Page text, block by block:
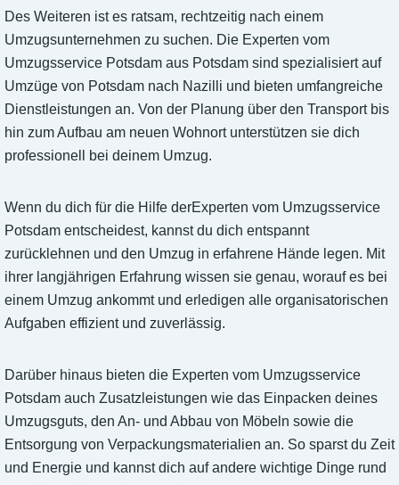
Des Weiteren ist es ratsam, rechtzeitig nach einem
Umzugsunternehmen zu suchen. Die Experten vom
Umzugsservice Potsdam aus Potsdam sind spezialisiert auf
Umzüge von Potsdam nach Nazilli und bieten umfangreiche
Dienstleistungen an. Von der Planung über den Transport bis
hin zum Aufbau am neuen Wohnort unterstützen sie dich
professionell bei deinem Umzug.
Wenn du dich für die Hilfe derExperten vom Umzugsservice
Potsdam entscheidest, kannst du dich entspannt
zurücklehnen und den Umzug in erfahrene Hände legen. Mit
ihrer langjährigen Erfahrung wissen sie genau, worauf es bei
einem Umzug ankommt und erledigen alle organisatorischen
Aufgaben effizient und zuverlässig.
Darüber hinaus bieten die Experten vom Umzugsservice
Potsdam auch Zusatzleistungen wie das Einpacken deines
Umzugsguts, den An- und Abbau von Möbeln sowie die
Entsorgung von Verpackungsmaterialien an. So sparst du Zeit
und Energie und kannst dich auf andere wichtige Dinge rund